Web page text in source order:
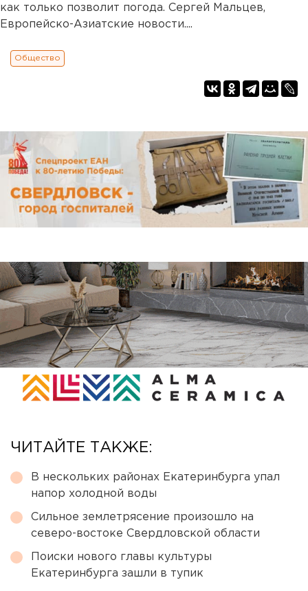
как только позволит погода. Сергей Мальцев,
Европейско-Азиатские новости....
Общество
ЧИТАЙТЕ ТАКЖЕ:
В нескольких районах Екатеринбурга упал
напор холодной воды
Сильное землетрясение произошло на
северо-востоке Свердловской области
Поиски нового главы культуры
Екатеринбурга зашли в тупик